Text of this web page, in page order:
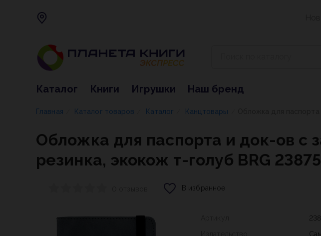
Каталог Книги Игрушки Наш бренд
Главная Каталог товаров Каталог Канцтовары
Обложка для паспорта и док-ов с
резинка, экокож т-голуб BRG
В избранное